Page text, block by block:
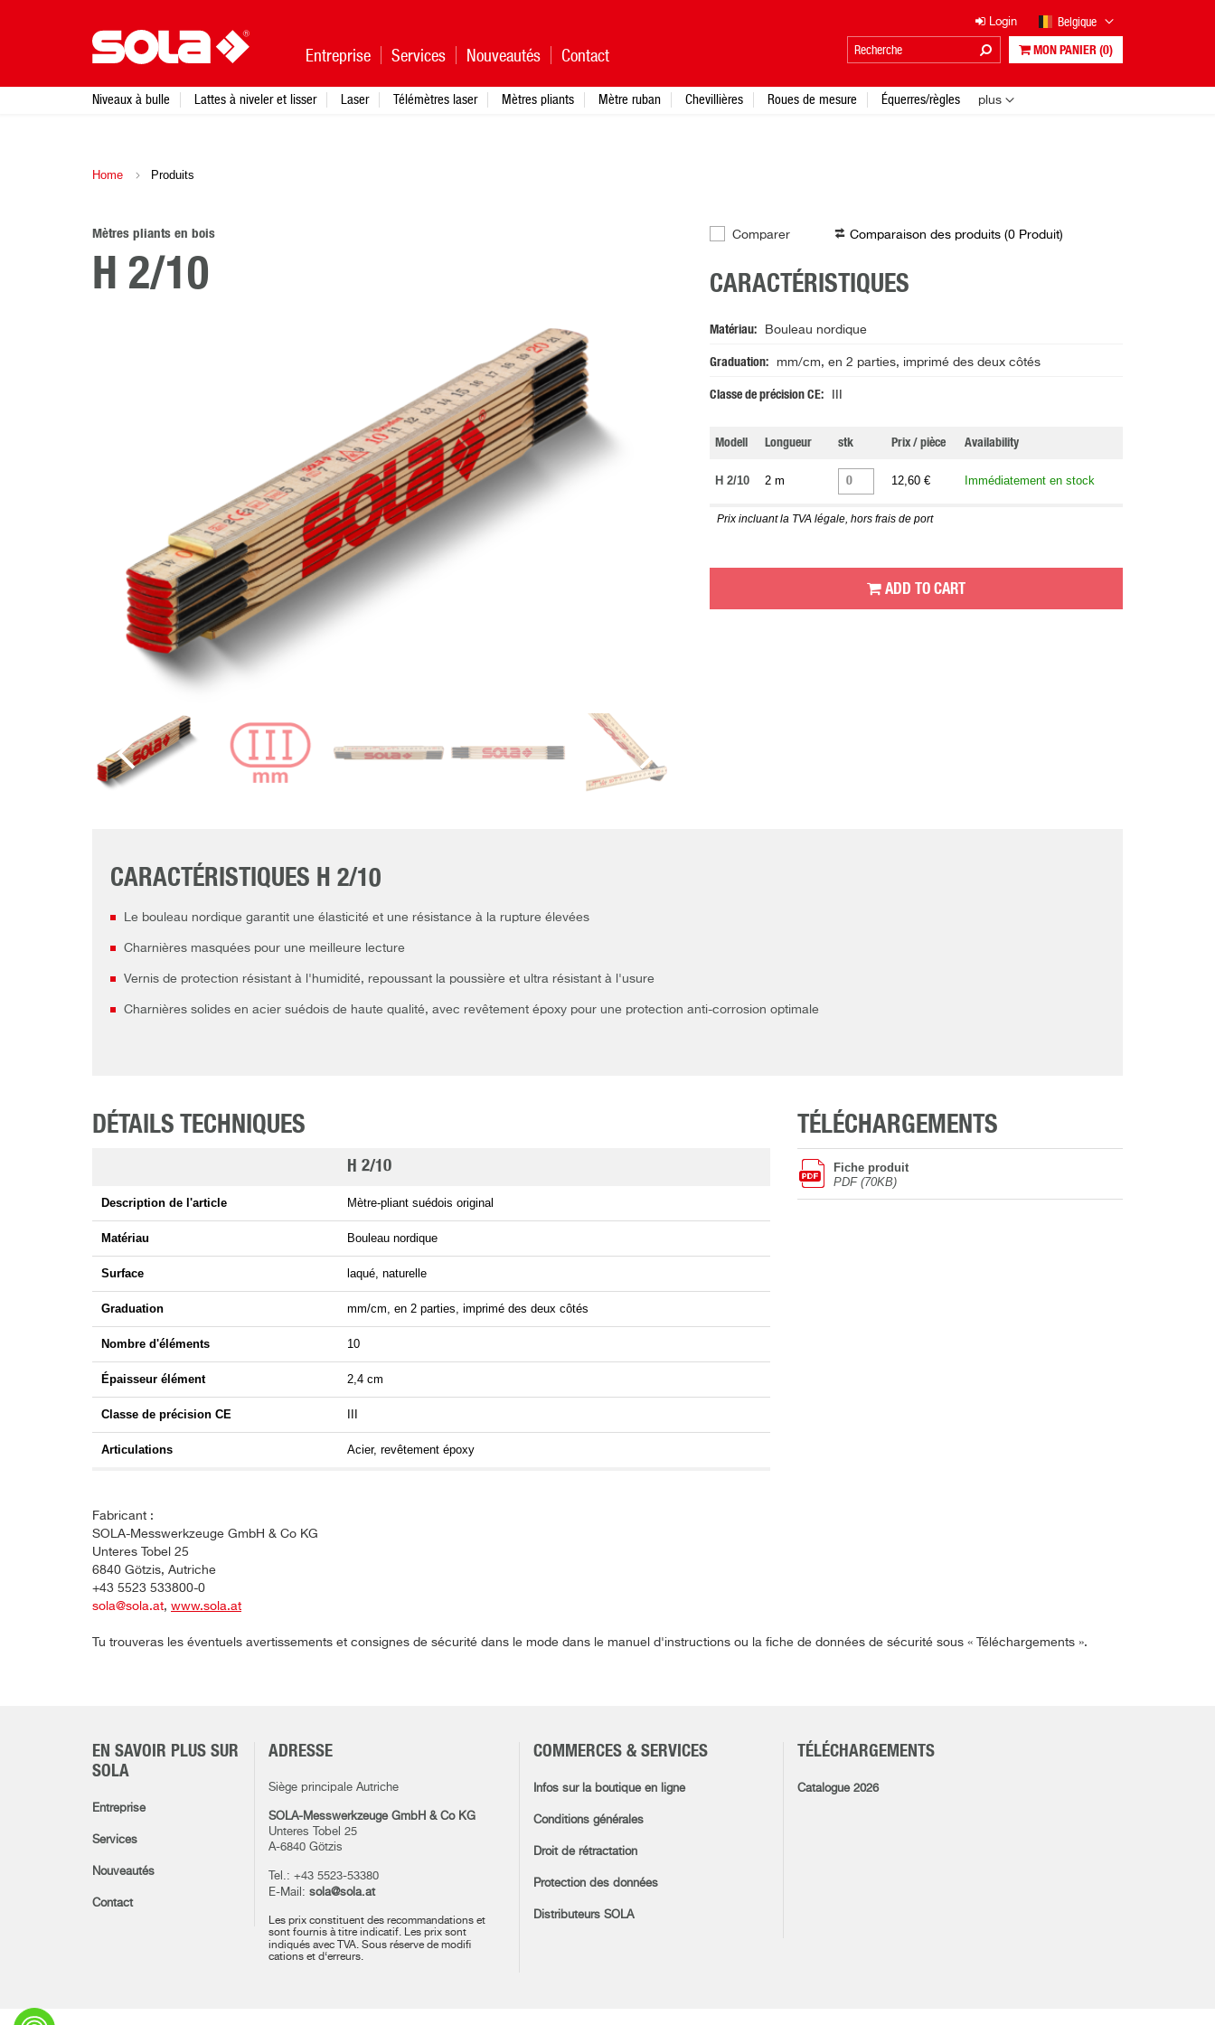
Home Produits
Mètres pliants en bois
H 2/10
Comparer Comparaison des produits (0 Produit)
CARACTÉRISTIQUES
Matériau Bouleau nordique
Graduation mm/cm, en 2 parties, imprimé des deux côtés
Classe de précision CE
Modell Longueur stk Prix / pièce Availability
H 2/10 2 m 12,60 € Immédiatement en stock
Prix incluant la TVA légale, hors frais de port
ADD TO CART
CARACTÉRISTIQUES H 2/10
Le bouleau nordique garantit une élasticité et une résistance à la rupture élevées
Charnières masquées pour une meilleure lecture
Vernis de protection résistant à l'humidité, repoussant la poussière et ultra résistant à l'usure
Charnières solides en acier suédois de haute qualité, avec revêtement époxy pour une protection anti-corrosion optimale
DÉTAILS TECHNIQUES
H 2/10
Description de l'article Mètre-pliant suédois original
Matériau Bouleau nordique
Surface laqué, naturelle
Graduation mm/cm, en 2 parties, imprimé des deux côtés
Nombre d'éléments 10
Épaisseur élément 2,4 cm
Classe de précision CE
Articulations Acier, revêtement époxy
TÉLÉCHARGEMENTS
Fiche produit
PDF (70KB)
Fabricant :
SOLA-Messwerkzeuge GmbH & Co KG
Unteres Tobel 25
6840 Götzis, Autriche
+43 5523 533800-0
sola@sola.at, www.sola.at
Tu trouveras les éventuels avertissements et consignes de sécurité dans le mode dans le manuel d'instructions ou la fiche de données de sécurité sous « Téléchargements ».
EN SAVOIR PLUS SUR
SOLA
Entreprise
Services
Nouveautés
Contact
ADRESSE
Siège principale Autriche
SOLA-Messwerkzeuge GmbH & Co KG
Unteres Tobel 25
A-6840 Götzis
Tel.: +43 5523-53380
E-Mail: sola@sola.at
Les prix constituent des recommandations et
sont fournis à titre indicatif. Les prix sont
indiqués avec TVA. Sous réserve de modifi
cations et d‘erreurs.
COMMERCES & SERVICES
Infos sur la boutique en ligne
Conditions générales
Droit de rétractation
Protection des données
Distributeurs SOLA
TÉLÉCHARGEMENTS
Catalogue 2026
Entreprise Services Nouveautés Contact
Login Belgique
MON PANIER (0)
Niveaux à bulle Lattes à niveler et lisser Laser Télémètres laser Mètres pliants Mètre ruban Chevillières Roues de mesure Équerres/règles plus